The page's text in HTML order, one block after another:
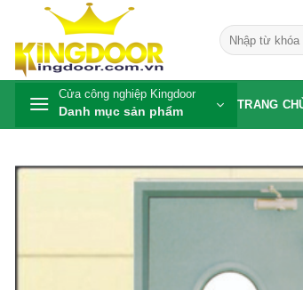
nội
dung
Tìm
kiếm:
Cửa công nghiệp Kingdoor
Danh mục sản phẩm TRANG